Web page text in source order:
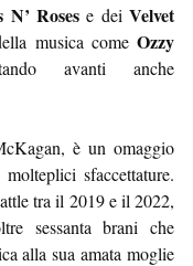
N’ Roses e deiVelvet
musica come Ozzy
avanti anche
è un omaggio
sfaccettature.
tra il 2019 e il 2022,
sessanta brani che
alla sua amata moglie